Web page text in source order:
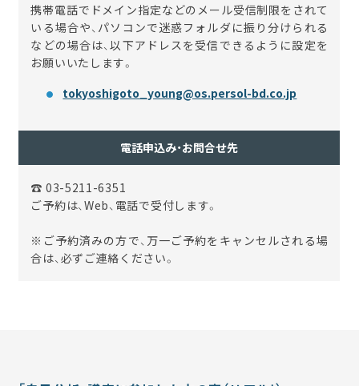
携帯電話でドメイン指定などのメール受信制限をされて
いる場合や、パソコンで迷惑フォルダに振り分けられる
などの場合は、以下アドレスを受信できるように設定を
お願いいたします。
tokyoshigoto_young@os.persol-bd.co.jp
電話申込み・お問合せ先
☎ 03-5211-6351
ご予約は、Web、電話で受付します。
※ご予約済みの方で、万一ご予約をキャンセルされる場
合は、必ずご連絡ください。